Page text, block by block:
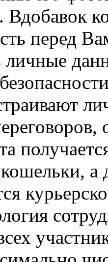
Вдобавок
перед
а